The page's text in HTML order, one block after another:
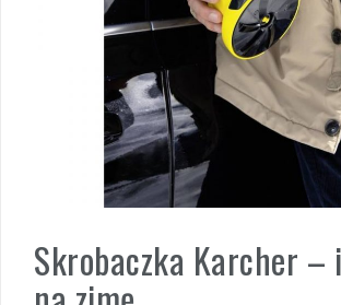
Skrobaczka Karcher –